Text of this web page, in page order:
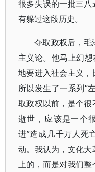
很多失误的一批三
有躲过这段历史。
夺取政权后，毛
主义论。他马上幻
地要进入社会主义，
所以发生了一系列“
取政权以前，是个
逝世，应该是一个
进”造成几千万人死
动。我认为，文化
上的，而是对我们整